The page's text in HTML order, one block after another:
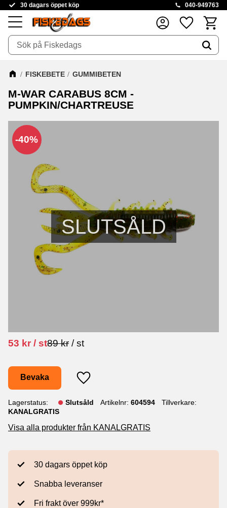
Meny
30 dagars öppet köp 040-949763
Favoriter
FISKEBETE GUMMIBETEN
M-WAR CARABUS 8CM -
PUMPKIN/CHARTREUSE
SLUTSÅLD
40%
Nedsatt pris:
53 kr / stOrdinarie pris:
89kr /st
Lägg till i favoriter
Bevaka
Lagerstatus Slutsåld Artikelnr 604594
Tillverkare
KANALGRATIS
Visa alla produkter från KANALGRATIS
30 dagars öppet köp
Snabba leveranser
Fri frakt över 999kr*